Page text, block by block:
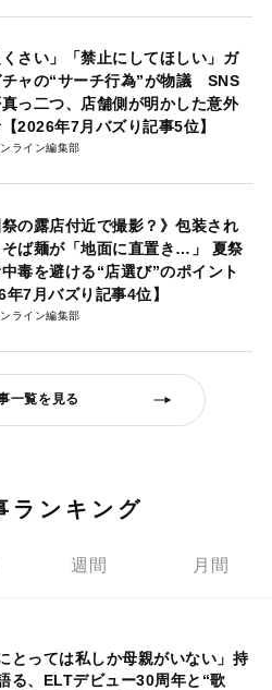
くさい」「禁止にしてほしい」ガ
チャの“サーチ行為”が物議 SNS
っ二つ、店舗側が明かした意外
2026年7月バズり記事5位】
ライン編集部
祭の露店付近で撮影？》包装され
ば麺が「地面に直置き…」 夏祭
中毒を避ける“店選び”のポイント
年7月バズり記事4位】
ライン編集部
一覧を見る
ランキング
週間 月間
とっては私しか母親がいない」持
る、ELTデビュー30周年と“歌